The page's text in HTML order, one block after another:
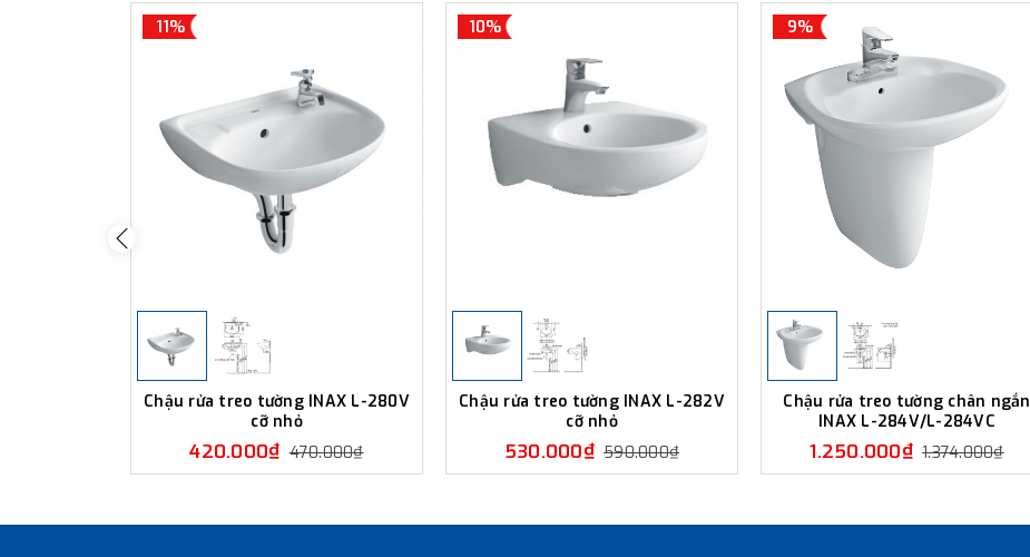
11%
Chậu rửa treo tường INAX L-280V
cỡ nhỏ
420.000₫ 470.000₫
10%
Chậu rửa treo tường INAX L-282V
cỡ nhỏ
530.000₫ 590.000₫
9%
Chậu rửa treo tường chân ngắn
INAX L-284V/L-284VC
1.250.000₫ 1.374.000₫